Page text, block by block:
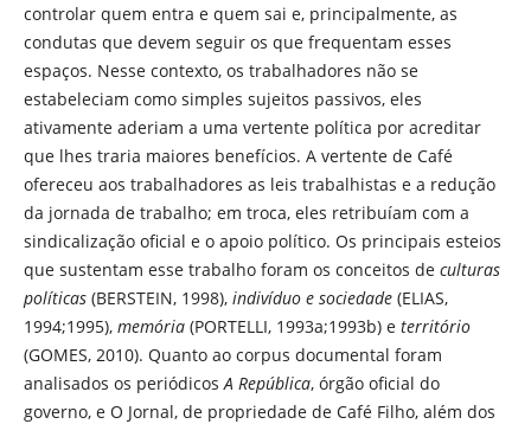
controlar quem entra e quem sai e, principalmente, as
condutas que devem seguir os que frequentam esses
espaços. Nesse contexto, os trabalhadores não se
estabeleciam como simples sujeitos passivos, eles
ativamente aderiam a uma vertente política por acreditar
que lhes traria maiores benefícios. A vertente de Café
ofereceu aos trabalhadores as leis trabalhistas e a redução
da jornada de trabalho; em troca, eles retribuíam com a
sindicalização oficial e o apoio político. Os principais esteios
que sustentam esse trabalho foram os conceitos de culturas
políticas(BERSTEIN, 1998), indivíduo e sociedade(ELIAS,
1994;1995), memória(PORTELLI, 1993a;1993b) e território
(GOMES, 2010). Quanto ao corpus documental foram
analisados os periódicosA República, órgão oficial do
governo, e O Jornal, de propriedade de Café Filho, além dos